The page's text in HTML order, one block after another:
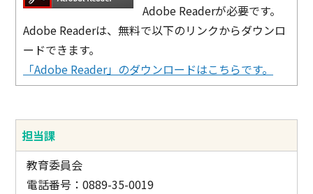
Adobe Readerが必要です。
Adobe Readerは、無料で以下のリンクからダウンロ
ードできます。
「Adobe Reader」のダウンロードはこちらです。
担当課
教育委員会
電話番号：0889-35-0019